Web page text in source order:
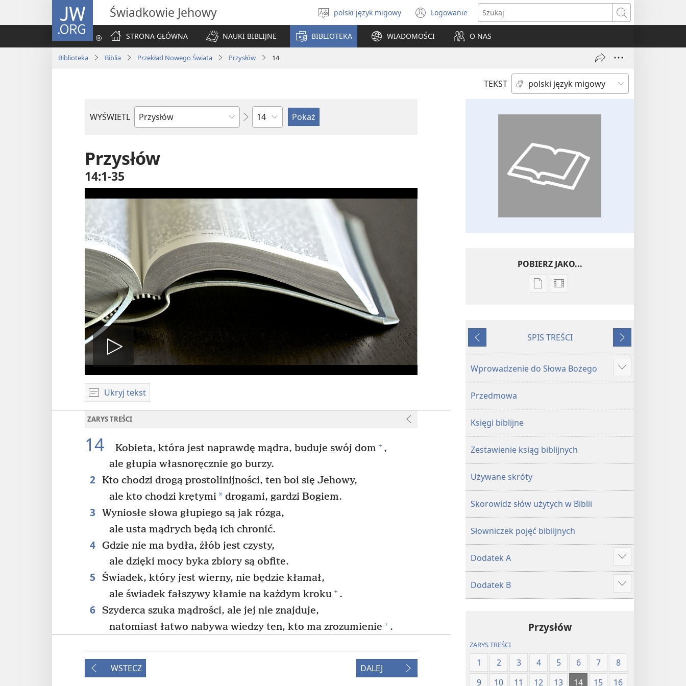
JW.ORG Świadkowie Jehowy
Wybór
języka
polski język migowy Logowanie
(opens
new
window)
Szukaj
STRONA GŁÓWNA
NAUKI BIBLIJNE BIBLIOTEKA WIADOMOŚCI O NAS
Biblioteka Biblia Przekład Nowego Świata Przysłów 14
TEKST
WYŚWIETL
według
biblijnych
według
rozdziałów
Przysłów
14:1-35
Odtwórz
wideo
Ukryj tekst
ZARYS TREŚCI
14 Kobieta, która jest naprawdę mądra, buduje swój dom + ,
ale głupia własnoręcznie go burzy.
2 Kto chodzi drogą prostolinijności, ten boi się Jehowy,
ale kto chodzi krętymi* drogami, gardzi Bogiem.
3
Wyniosłe słowa głupiego są jak rózga,
ale usta mądrych będą ich chronić.
4 Gdzie nie ma bydła, żłób jest czysty,
ale dzięki mocy byka zbiory są obfite.
5
Świadek, który jest wierny, nie będzie kłamał,
ale świadek fałszywy kłamie na każdym kroku + .
6 Szyderca szuka mądrości, ale jej nie znajduje,
natomiast łatwo nabywa wiedzy ten, kto ma zrozumienie + .
bo na jego ustach nie znajdziesz wiedzy
8 Dzięki mądrości roztropny rozumie, dokąd idzie,
WSTECZ DALEJ
POBIERZ JAKO...
Ustawienia
Pismo
w Przekładzie
Nowego
z roku
Opcje
Święte
Nowego
Świata
2018)
WSTECZ
SPIS TREŚCI
DALEJ
Wprowadzenie do Słowa Bożego
Show
more
Przedmowa
Księgi biblijne
Zestawienie ksiąg biblijnych
Używane skróty
Skorowidz słów użytych w Biblii
Słowniczek pojęć biblijnych
Dodatek A
Show
more
Dodatek B
Show
more
Przysłów
ZARYS TREŚCI
1 2 3 4 5 6 7
8
9
10 11 12 13 14 15
16